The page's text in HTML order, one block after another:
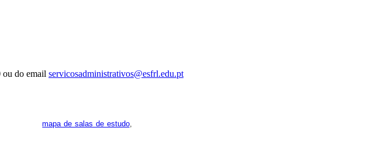
ou do email servicosadministrativos@esfrl.edu.pt
mapa de salas de estudo,